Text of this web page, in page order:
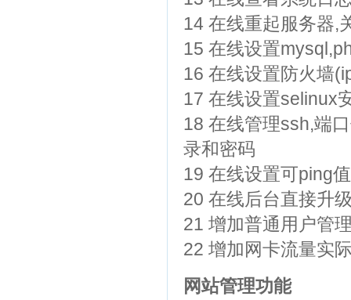
14 在线重起服务器,
15 在线设置
16 在线设置防火墙
17 在线设置selinux
18 在线管理ssh,端
录和密码
19 在线设置可ping
20 在线后台直接升
21 增加普通用户管
22 增加网卡流量实
网站管理功能